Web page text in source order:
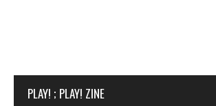
PLAY! ; PLAY! ZINE